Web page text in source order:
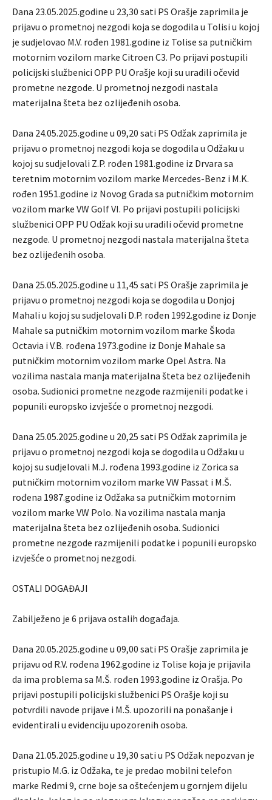
Dana 23.05.2025.godine u 23,30 sati PS Orašje zaprimila je
prijavu o prometnoj nezgodi koja se dogodila u Tolisi u kojoj
je sudjelovao M.V. rođen 1981.godine iz Tolise sa putničkim
motornim vozilom marke Citroen C3. Po prijavi postupili
policijski službenici OPP PU Orašje koji su uradili očevid
prometne nezgode. U prometnoj nezgodi nastala
materijalna šteta bez ozlijeđenih osoba.
Dana 24.05.2025.godine u 09,20 sati PS Odžak zaprimila je
prijavu o prometnoj nezgodi koja se dogodila u Odžaku u
kojoj su sudjelovali Z.P. rođen 1981.godine iz Drvara sa
teretnim motornim vozilom marke Mercedes-Benz i M.K.
rođen 1951.godine iz Novog Grada sa putničkim motornim
vozilom marke VW Golf VI. Po prijavi postupili policijski
službenici OPP PU Odžak koji su uradili očevid prometne
nezgode. U prometnoj nezgodi nastala materijalna šteta
bez ozlijeđenih osoba.
Dana 25.05.2025.godine u 11,45 sati PS Orašje zaprimila je
prijavu o prometnoj nezgodi koja se dogodila u Donjoj
Mahali u kojoj su sudjelovali D.P. rođen 1992.godine iz Donje
Mahale sa putničkim motornim vozilom marke Škoda
Octavia i V.B. rođena 1973.godine iz Donje Mahale sa
putničkim motornim vozilom marke Opel Astra. Na
vozilima nastala manja materijalna šteta bez ozlijeđenih
osoba. Sudionici prometne nezgode razmijenili podatke i
popunili europsko izvješće o prometnoj nezgodi.
Dana 25.05.2025.godine u 20,25 sati PS Odžak zaprimila je
prijavu o prometnoj nezgodi koja se dogodila u Odžaku u
kojoj su sudjelovali M.J. rođena 1993.godine iz Zorica sa
putničkim motornim vozilom marke VW Passat i M.Š.
rođena 1987.godine iz Odžaka sa putničkim motornim
vozilom marke VW Polo. Na vozilima nastala manja
materijalna šteta bez ozlijeđenih osoba. Sudionici
prometne nezgode razmijenili podatke i popunili europsko
izvješće o prometnoj nezgodi.
OSTALI DOGAĐAJI
Zabilježeno je 6 prijava ostalih događaja.
Dana 20.05.2025.godine u 09,00 sati PS Orašje zaprimila je
prijavu od R.V. rođena 1962.godine iz Tolise koja je prijavila
da ima problema sa M.Š. rođen 1993.godine iz Orašja. Po
prijavi postupili policijski službenici PS Orašje koji su
potvrdili navode prijave i M.Š. upozorili na ponašanje i
evidentirali u evidenciju upozorenih osoba.
Dana 21.05.2025.godine u 19,30 sati u PS Odžak nepozvan je
pristupio M.G. iz Odžaka, te je predao mobilni telefon
marke Redmi 9, crne boje sa oštećenjem u gornjem dijelu